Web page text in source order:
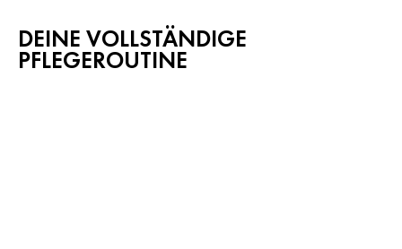
DEINE VOLLSTÄNDIGE
PFLEGEROUTINE